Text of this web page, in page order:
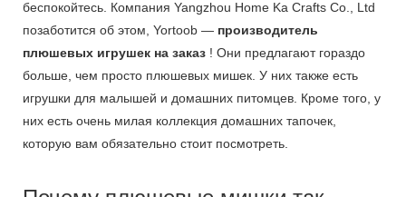
беспокойтесь. Компания Yangzhou Home Ka Crafts Co., Ltd
позаботится об этом, Yortoob — производитель
плюшевых игрушек на заказ ! Они предлагают гораздо
больше, чем просто плюшевых мишек. У них также есть
игрушки для малышей и домашних питомцев. Кроме того, у
них есть очень милая коллекция домашних тапочек,
которую вам обязательно стоит посмотреть.